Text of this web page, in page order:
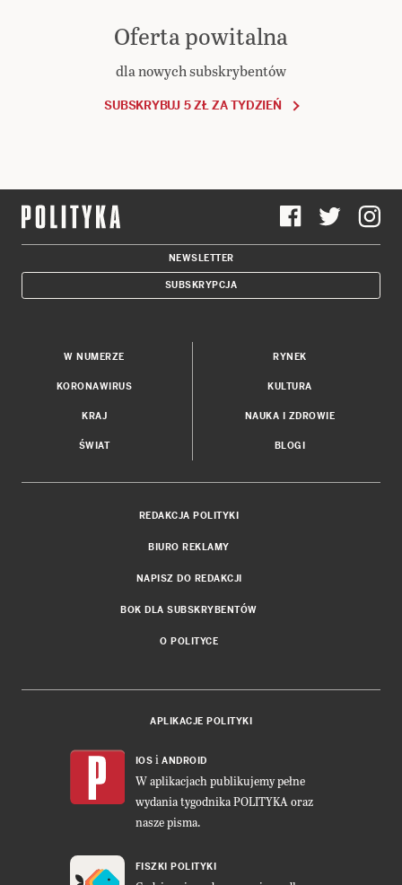
Oferta powitalna
dla nowych subskrybentów
SUBSKRYBUJ 5 ZŁ ZA TYDZIEŃ
NEWSLETTER
SUBSKRYPCJA
W NUMERZE
KORONAWIRUS
KRAJ
ŚWIAT
RYNEK
KULTURA
NAUKA I ZDROWIE
BLOGI
REDAKCJA POLITYKI
BIURO REKLAMY
NAPISZ DO REDAKCJI
BOK DLA SUBSKRYBENTÓW
O POLITYCE
APLIKACJE POLITYKI
IOS i ANDROID
W aplikacjach publikujemy pełne
wydania tygodnika POLITYKA oraz
nasze pisma.
FISZKI POLITYKI